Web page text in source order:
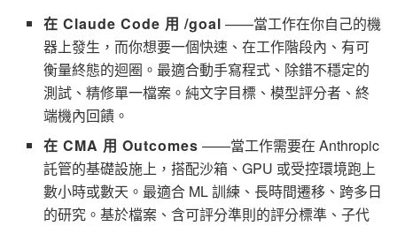
在 Claude Code 用 /goal ——當工作在你自己的機
器上發生，而你想要一個快速、在工作階段內、有可
衡量終態的迴圈。最適合動手寫程式、除錯不穩定的
測試、精修單一檔案。純文字目標、模型評分者、終
端機內回饋。
在 CMA 用 Outcomes ——當工作需要在 Anthropic
託管的基礎設施上，搭配沙箱、GPU 或受控環境跑上
數小時或數天。最適合 ML 訓練、長時間遷移、跨多日
的研究。基於檔案、含可評分準則的評分標準、子代